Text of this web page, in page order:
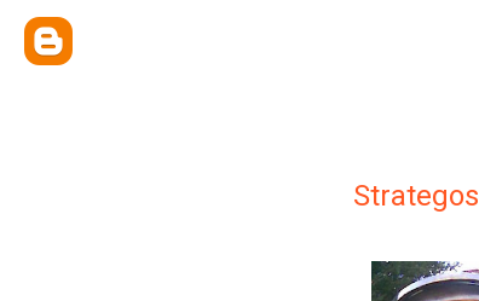
Strategos